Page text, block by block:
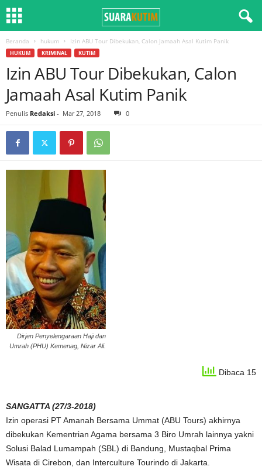
Beranda hukum Izin ABU Tour Dibekukan, Calon Jamaah Asal Kutim Panik
HUKUM KRIMINAL KUTIM
Izin ABU Tour Dibekukan, Calon
Jamaah Asal Kutim Panik
Penulis Redaksi - Mar 27, 2018 0
Dirjen Penyelengaraan Haji dan
Umrah (PHU) Kemenag, Nizar Ali.
Dibaca 15
SANGATTA (27/3-2018)
Izin operasi PT Amanah Bersama Ummat (ABU Tours) akhirnya
dibekukan Kementrian Agama bersama 3 Biro Umrah lainnya yakni
Solusi Balad Lumampah (SBL) di Bandung, Mustaqbal Prima
Wisata di Cirebon, dan Interculture Tourindo di Jakarta.